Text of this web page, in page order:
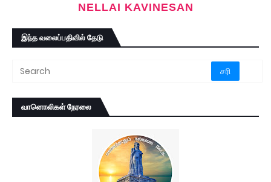
NELLAI KAVINESAN
இந்த வலைப்பதிவில் தேடு
வானொலிகள் நேரலை